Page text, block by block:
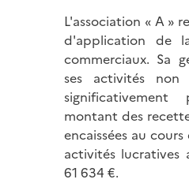
L'association « A »
d'application de
commerciaux. Sa
ses activités non
montant des
encaissées au
activités lucratives
61 634 €.